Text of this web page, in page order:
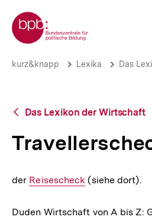
zum
Seiteninhalt
springen
Zur Startseite der bpb
Travellerscheck
Brotkrümelnavigation
kurz&knapp Lexika Das
Zurück
Übersicht
Das Lexikon der Wirtschaft
der Interner
Reisescheck (siehe dort).
Duden Wirtschaft von A bis Z: